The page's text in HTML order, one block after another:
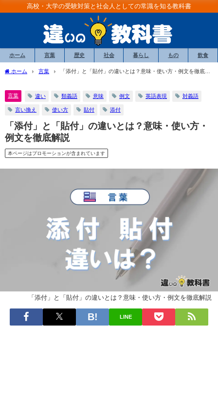
高校・大学の受験対策と社会人としての常識を知る教科書
ホーム 言葉 歴史 社会 暮らし もの 飲食
ホーム 言葉
「添付」と「貼付」の違いとは？意味・使い方・例文を徹底解
言葉 違い 類義語 意味 例文 英語表現 対義語
言い換え 使い方 貼付 添付
「添付」と「貼付」の違いとは？意味・使い方・
例文を徹底解説
本ページはプロモーションが含まれています
「添付」と「貼付」の違いとは？意味・使い方・例文を徹底解説
LINE